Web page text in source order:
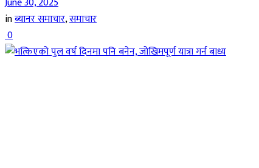
inब्यानर समाचार,समाचार
0